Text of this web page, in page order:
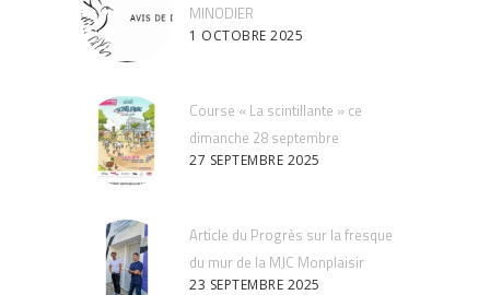
MINODIER
1 OCTOBRE 2025
Course « La scintillante » ce
dimanche 28 septembre
27 SEPTEMBRE 2025
Article du Progrès sur la fresque
du mur de la MJC Monplaisir
23 SEPTEMBRE 2025